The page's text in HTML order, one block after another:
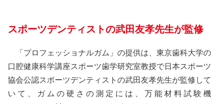
スポーツデンティストの武田友孝先生が監修
「プロフェッショナルガム」の提供は、東京歯科大学の
口腔健康科学講座スポーツ歯学研究室教授で日本スポーツ
協会公認スポーツデンティストの武田友孝先生が監修して
いて、ガムの硬さの測定には、万能材料試験機